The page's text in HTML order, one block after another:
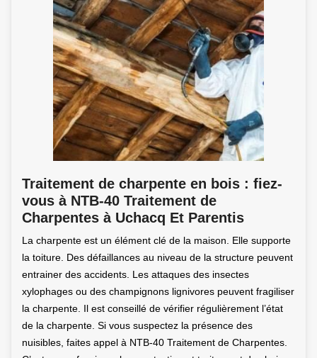
Traitement de charpente en bois : fiez-
vous à NTB-40 Traitement de
Charpentes à Uchacq Et Parentis
La charpente est un élément clé de la maison. Elle supporte
la toiture. Des défaillances au niveau de la structure peuvent
entrainer des accidents. Les attaques des insectes
xylophages ou des champignons lignivores peuvent fragiliser
la charpente. Il est conseillé de vérifier régulièrement l’état
de la charpente. Si vous suspectez la présence des
nuisibles, faites appel à NTB-40 Traitement de Charpentes.